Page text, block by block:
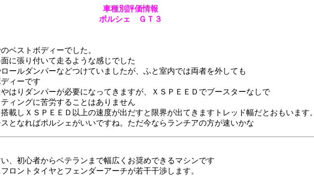
車種別評価情報
ポルシェ ＧＴ３
ベストボディーでした。
に張り付いて走るような感じでした
ールダンパーなどつけていましたが、ふと室内では両者を外しても
ィーです
はりダンパーが必要になってきますが、ＸＳＰＥＥＤでブースターなしで
ィングに苦労することはありません
載しＸＳＰＥＥＤ以上の速度が出だすと限界が出てきますトレッド幅だとおもいます。
となればポルシェがいいですね。ただ今ならランチアの方が速いかな
、初心者からベテランまで幅広くお奨めできるマシンです
ロントタイヤとフェンダーアーチが若干干渉します。